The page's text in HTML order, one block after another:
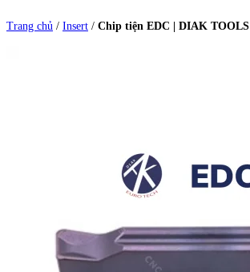
Trang chủ / Insert / Chip tiện EDC | DIAK TOOLS